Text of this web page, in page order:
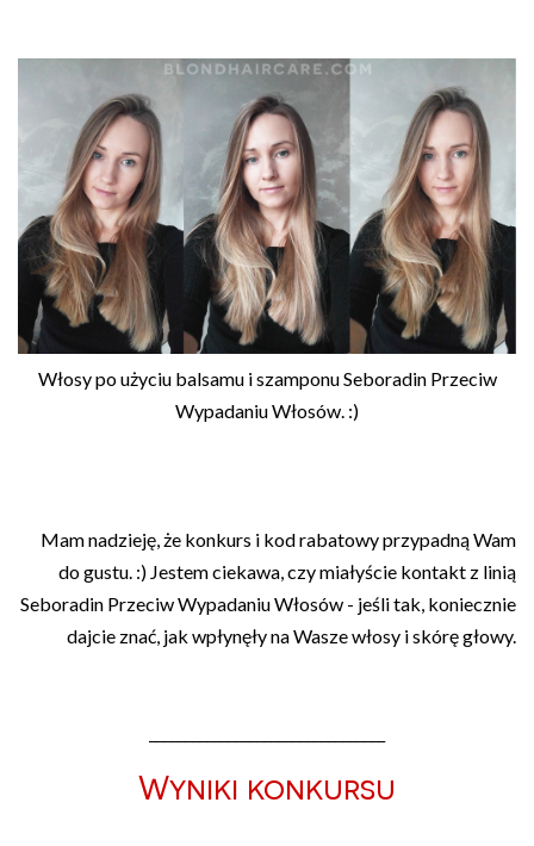
Włosy po użyciu balsamu i szamponu Seboradin Przeciw
Wypadaniu Włosów. :)
Mam nadzieję, że konkurs i kod rabatowy przypadną Wam
do gustu. :) Jestem ciekawa, czy miałyście kontakt z linią
Seboradin Przeciw Wypadaniu Włosów - jeśli tak, koniecznie
dajcie znać, jak wpłynęły na Wasze włosy i skórę głowy.
Wyniki konkursu